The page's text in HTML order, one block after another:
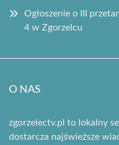
Ogłoszenie o III
4 w Zgorzelcu
O NAS
zgorzelectv.pl to lokalny
dostarcza najświeższe